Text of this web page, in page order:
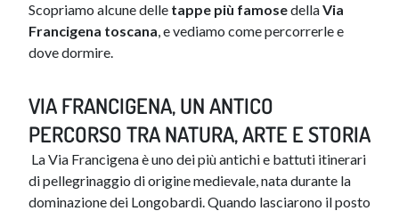
​Scopriamo alcune delle tappe più famosedellaVia
Francigena toscana, e vediamo come percorrerle e
dove dormire.
VIA FRANCIGENA, UN ANTICO
PERCORSO TRA NATURA, ARTE E STORIA
​ La Via Francigena è uno dei più antichi e battuti itinerari
di pellegrinaggio di origine medievale, nata durante la
dominazione dei Longobardi. Quando lasciarono il posto